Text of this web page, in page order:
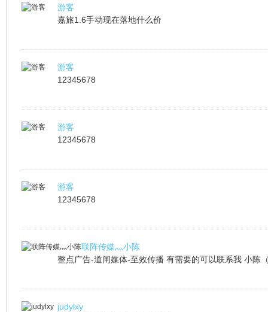
游客
嘉旅1.6手动现在落地什么价
游客
12345678
游客
12345678
游客
12345678
联阵传媒灬小陈
整点广告-道闸媒体-至效传播 有需要的可以联系我 小陈
judylxy